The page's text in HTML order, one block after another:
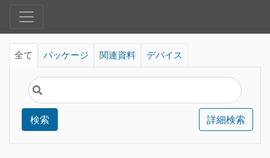
全て パッケージ 関連資料 デバイス
検索 詳細検索